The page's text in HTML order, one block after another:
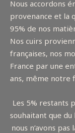
Nous accordons
provenance et la
95% de nos
Nos cuirs
françaises, nos
France par une
ans, même notre
Les 5% restants
souhaitant que
nous n’avons